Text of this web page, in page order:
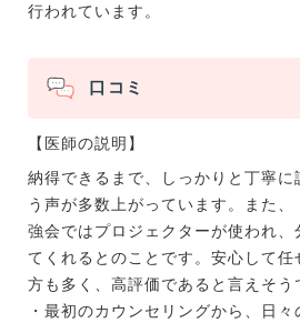
行われています。
口コミ
【医師の説明】
納得できるまで、しっかりと丁寧
う声が多数上がっています。また
強会ではプロジェクターが使われ、
てくれるとのことです。安心して任
方も多く、高評価であると言えそう
・最初のカウンセリングから、日